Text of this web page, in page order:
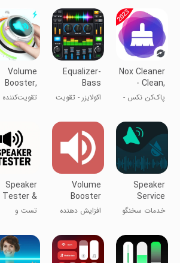
Nox Cleaner
- Clean,
Antivirus
پاک‌کن نکس -
آنتی‌ویروس
Equalizer-
Bass
Booster&Volume
اکولایزر - تقویت
صدا
Volume
Booster,
Sound
Booster
تقویت‌کننده
Speaker
Service
خدمات سخنگو
Volume
Booster
GOODEV
افزایش دهنده
Speaker
Tester &
Cleaner fix
تست و